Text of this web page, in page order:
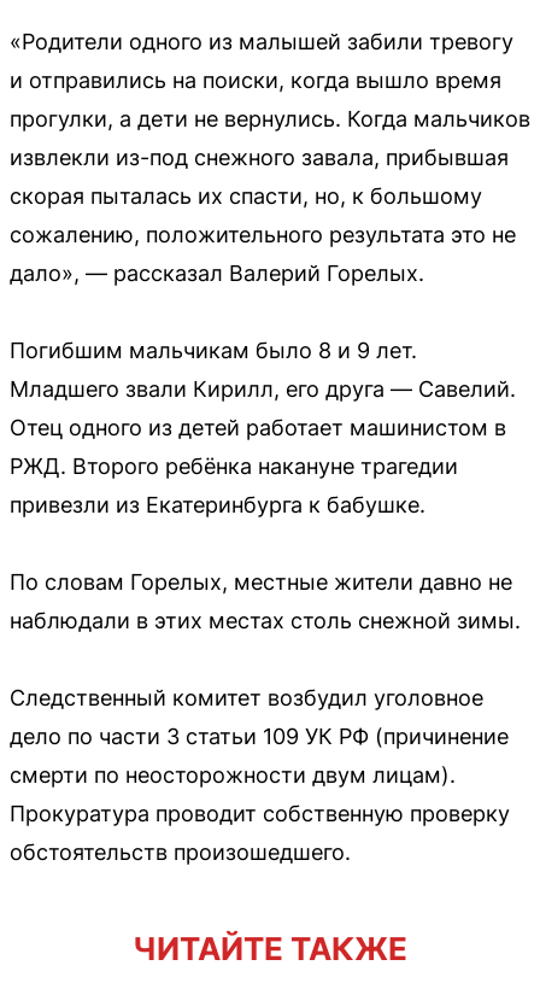
«Родители одного из малышей забили тревогу
и отправились на поиски, когда вышло время
прогулки, а дети не вернулись. Когда мальчиков
извлекли из-под снежного завала, прибывшая
скорая пыталась их спасти, но, к большому
сожалению, положительного результата это не
дало», — рассказал Валерий Горелых.
Погибшим мальчикам было 8 и 9 лет.
Младшего звали Кирилл, его друга — Савелий.
Отец одного из детей работает машинистом в
РЖД. Второго ребёнка накануне трагедии
привезли из Екатеринбурга к бабушке.
По словам Горелых, местные жители давно не
наблюдали в этих местах столь снежной зимы.
Следственный комитет возбудил уголовное
дело по части 3 статьи 109 УК РФ (причинение
смерти по неосторожности двум лицам).
Прокуратура проводит собственную проверку
обстоятельств произошедшего.
ЧИТАЙТЕ ТАКЖЕ